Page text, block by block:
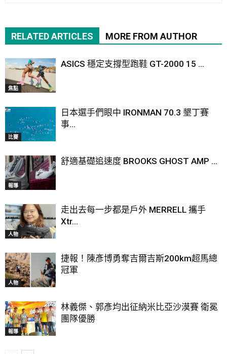
RELATED ARTICLES MORE FROM AUTHOR
焦點
ASICS 穩定支撐型跑鞋 GT-2000 15 ...
比賽
日本選手們眼中 IRONMAN 70.3 墾丁賽
事...
報導
舒適基礎追速度 BROOKS GHOST AMP ...
人物
走出去每一步都是戶外 MERRELL 攜手
Xtr...
人物
捷報！陳彥博勇奪吉爾吉斯200km超馬總
冠軍
報導
林義傑、郭彥均出征納米比亞沙漠賽 衛冕
團隊優勝